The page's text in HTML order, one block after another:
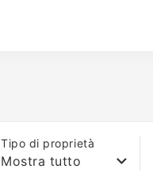
Tipo di proprietà
Mostra tutto